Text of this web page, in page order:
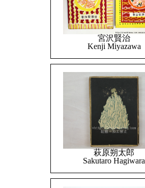
宮沢賢治
Kenji Miyazawa
萩原朔太郎
Sakutaro Hagiwara